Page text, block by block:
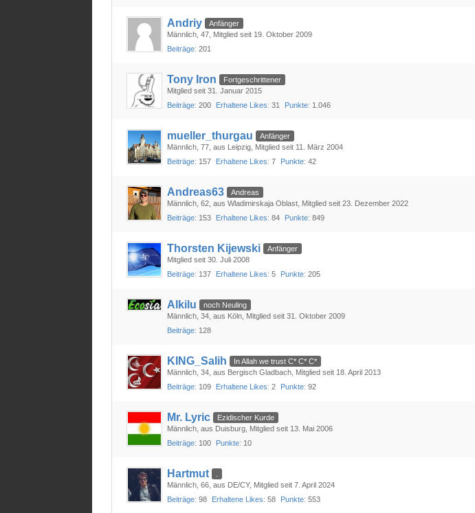
Andriy
Anfänger
Männlich 47 Mitglied seit 19. Oktober 2009
Beiträge 201
Tony Iron
Fortgeschrittener
Mitglied seit 31. Januar 2015
Beiträge 200 Erhaltene Likes 31 Punkte 1.046
mueller_thurgau
Anfänger
Männlich 77 aus Leipzig Mitglied seit 11. März 2004
Beiträge 157 Erhaltene Likes 7 Punkte 42
Andreas63
Andreas
Männlich 62 aus Wladimirskaja Oblast Mitglied seit 23. Dezember 2022
Beiträge 153 Erhaltene Likes 84 Punkte 849
Thorsten Kijewski
Anfänger
Mitglied seit 30. Juli 2008
Beiträge 137 Erhaltene Likes 5 Punkte 205
Alkilu
noch Neuling
Männlich 34 aus Köln Mitglied seit 31. Oktober 2009
Beiträge 128
KING_Salih
In Allah we trust C* C* C*
Männlich 34 aus Bergisch Gladbach Mitglied seit 18. April 2013
Beiträge 109 Erhaltene Likes 2 Punkte 92
Mr. Lyric
Ezidischer Kurde
Männlich aus Duisburg Mitglied seit 13. Mai 2006
Beiträge 100 Punkte 10
Hartmut
Männlich 66 aus DE/CY Mitglied seit 7. April 2024
Beiträge 98 Erhaltene Likes 58 Punkte 553